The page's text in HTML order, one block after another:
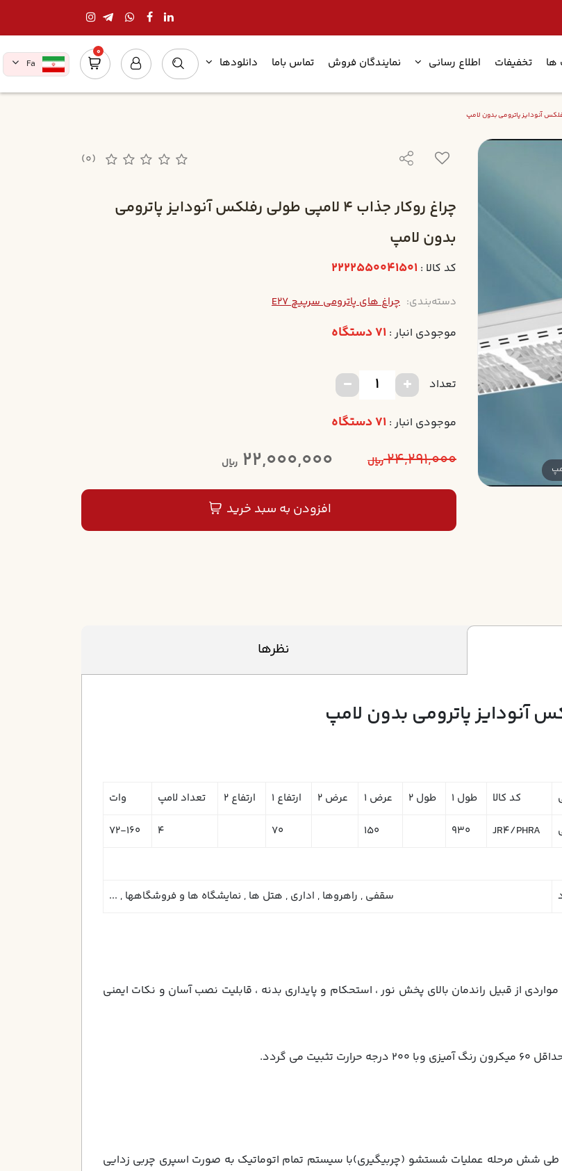
ها تخفیفات اطلاع رسانی نمایندگان فروش تماس باما دانلودها
0
Fa
(0)
چراغ روکار جذاب 4 لامپي طولي رفلکس آنودايز پاترومي
بدون لامپ
کد کالا : 2222550041501
دسته‌بندی: چراغ های پاترومی سرپیچ E27
موجودی انبار : 71 دستگاه
تعداد
موجودی انبار : 71 دستگاه
24,291,000 ریال 22,000,000 ریال
افزودن به سبد خرید
نظرها
کد کالا طول 1 طول 2 عرض 1 عرض 2 ارتفاع 1 ارتفاع 2 تعداد لامپ وات
JR4/PHRA
930
150
70
4
72-160
سقفي , راهروها , اداری , هتل ها , نمايشگاه ها و فروشگاهها , ...
از قبيل راندمان بالاي پخش نور ، استحكام و پايداري بدنه ، قابليت نصب آسان و نكات ايمني
مي گردد.
طی شش مرحله عملیات شستشو (چربیگیری)با سیستم تمام اتوماتیک به صورت اسپری چربی زدایی